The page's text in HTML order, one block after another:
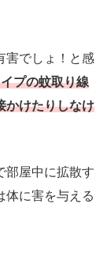
害でしょ！と感
プの蚊取り線
かけたりしなけ
部屋中に拡散す
体に害を与える